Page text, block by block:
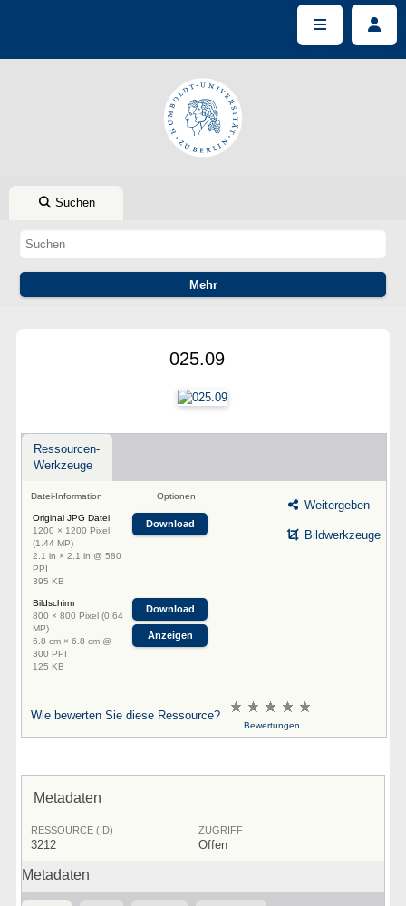
Suchen
025.09
Ressourcen-
Werkzeuge
Datei-Information Optionen
Original JPG Datei
1200 × 1200 Pixel
(1.44 MP)
2.1 in × 2.1 in @ 580
PPI
395 KB
Download
Bildschirm
800 × 800 Pixel (0.64
MP)
6.8 cm × 6.8 cm @
300 PPI
125 KB
Download
Anzeigen
Weitergeben
Bildwerkzeuge
Wie bewerten Sie diese Ressource?
Bewertungen
Metadaten
RESSOURCE (ID)
3212
ZUGRIFF
Offen
Metadaten